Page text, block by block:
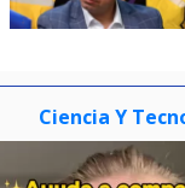
Ciencia Y